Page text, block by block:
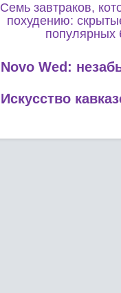
Семь завтраков,
похудению:
популярных
Novo Wed:
Искусство